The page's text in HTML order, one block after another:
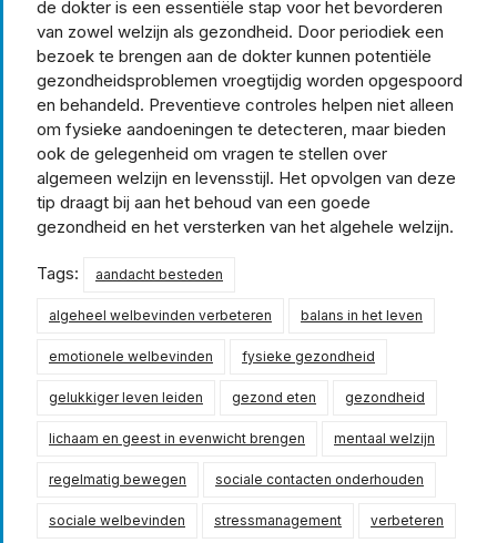
de dokter is een essentiële stap voor het bevorderen
van zowel welzijn als gezondheid. Door periodiek een
bezoek te brengen aan de dokter kunnen potentiële
gezondheidsproblemen vroegtijdig worden opgespoord
en behandeld. Preventieve controles helpen niet alleen
om fysieke aandoeningen te detecteren, maar bieden
ook de gelegenheid om vragen te stellen over
algemeen welzijn en levensstijl. Het opvolgen van deze
tip draagt bij aan het behoud van een goede
gezondheid en het versterken van het algehele welzijn.
Tags: aandacht besteden
algeheel welbevinden verbeteren balans in het leven
emotionele welbevinden fysieke gezondheid
gelukkiger leven leiden gezond eten gezondheid
lichaam en geest in evenwicht brengen mentaal welzijn
regelmatig bewegen sociale contacten onderhouden
sociale welbevinden stressmanagement verbeteren